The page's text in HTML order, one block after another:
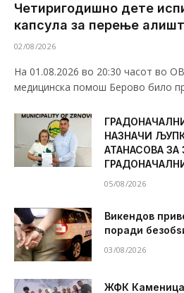
Четиригодишно дете
капсула за перење
02/08/2026
На 01.08.2026 во 20:30 часот во
медицинска помош Берово било
НАЗНАЧИ
АТАНАСОВА
05/08/2026
Викендов
поради
03/08/2026
ЖФК Каменица